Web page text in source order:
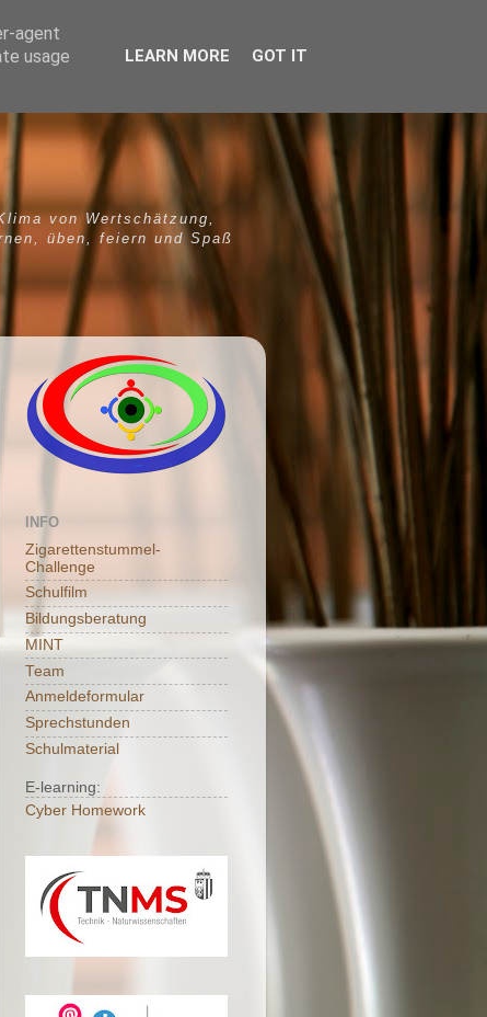
von Wertschätzung,
üben, feiern und Spaß
INFO
Zigarettenstummel-
Challenge
Schulfilm
Bildungsberatung
MINT
Team
Anmeldeformular
Sprechstunden
Schulmaterial
E-learning:
Cyber Homework
agent
usage
LEARN MORE GOT IT